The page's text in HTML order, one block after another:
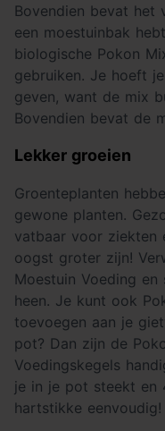
Bovendien bevat het
een moestuinbak
biologische Pokon
gebruiken. Je hoeft
geven, want de mix
Bovendien bevat de
Lekker groeien
Groenteplanten
gewone planten.
vatbaar voor ziekten
oogst groter zijn!
Moestuin Voeding
heen. Je kunt ook
toevoegen aan je
pot? Dan zijn de
Voedingskegels
je in je pot steekt en
hartstikke eenvoudig!